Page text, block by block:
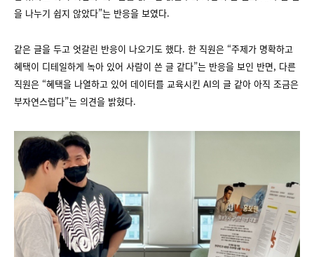
을 나누기 쉽지 않았다”는 반응을 보였다.
같은 글을 두고 엇갈린 반응이 나오기도 했다. 한 직원은 “주제가 명확하고
혜택이 디테일하게 녹아 있어 사람이 쓴 글 같다”는 반응을 보인 반면, 다른
직원은 “혜택을 나열하고 있어 데이터를 교육시킨 AI의 글 같아 아직 조금은
부자연스럽다”는 의견을 밝혔다.